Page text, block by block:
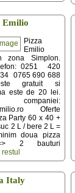
Emilio
Pizza
Emilio
zona Simplon.
0251 420
0765 690 688
gratuit si
este de 20 lei.
Oferte
Party 60 x 40 +
2 L / bere 2 L =
doua pizza
2 bauturi
Italy